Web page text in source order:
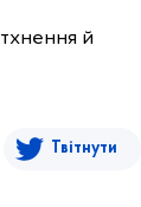
й
Твітнути